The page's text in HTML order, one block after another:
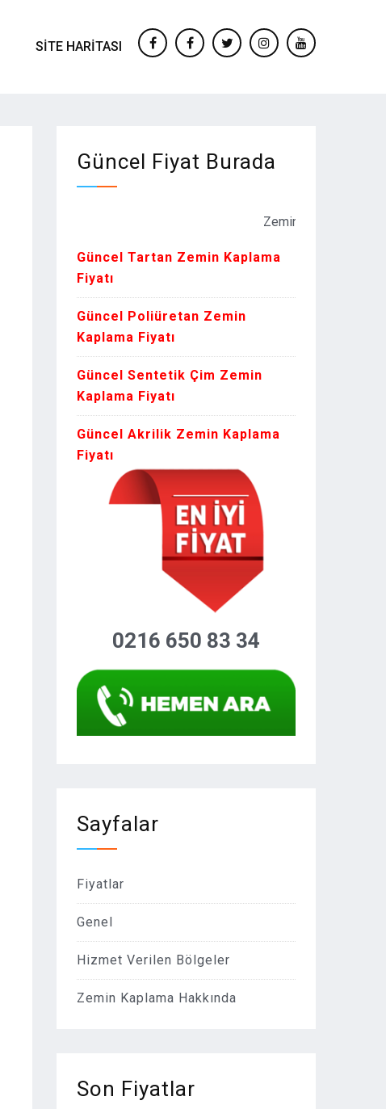
SITE HARITASI
facebookFacebooktwitterinstagramyoutube
Güncel Fiyat Burada
Zemin Kaplama Fiyatları
Güncel Tartan Zemin Kaplama
Fiyatı
Güncel Poliüretan Zemin
Kaplama Fiyatı
Güncel Sentetik Çim Zemin
Kaplama Fiyatı
Güncel Akrilik Zemin Kaplama
Fiyatı
0216 650 83 34
Sayfalar
Fiyatlar
Genel
Hizmet Verilen Bölgeler
Zemin Kaplama Hakkında
Son Fiyatlar